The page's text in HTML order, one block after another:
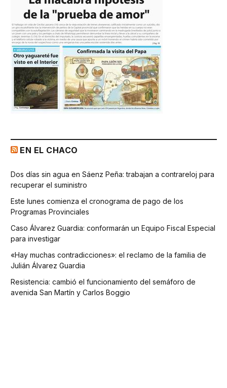
EN EL CHACO
Dos días sin agua en Sáenz Peña: trabajan a contrareloj para
recuperar el suministro
Este lunes comienza el cronograma de pago de los
Programas Provinciales
Caso Álvarez Guardia: conformarán un Equipo Fiscal Especial
para investigar
«Hay muchas contradicciones»: el reclamo de la familia de
Julián Álvarez Guardia
Resistencia: cambió el funcionamiento del semáforo de
avenida San Martín y Carlos Boggio